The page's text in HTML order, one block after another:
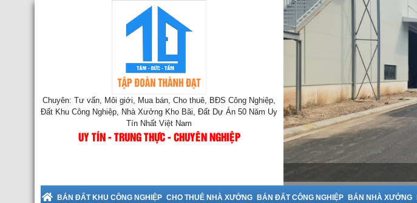
Chuyên: Tư vấn, Môi giới, Mua bán, Cho thuê, BĐS Công Nghiệp,
Đất Khu Công Nghiệp, Nhà Xưởng Kho Bãi, Đất Dự Án 50 Năm Uy
Tín Nhất Việt Nam
UY TÍN - TRUNG THỰC - CHUYÊN NGHIỆP
BÁN ĐẤT KHU CÔNG NGHIỆP CHO THUÊ NHÀ XƯỞNG BÁN ĐẤT CÔNG NGHIỆP BÁN NHÀ XƯỞNG